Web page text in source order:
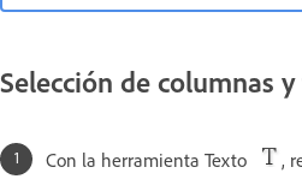
Selección de columnas
Con la herramienta Texto
,